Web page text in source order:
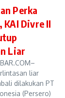
Perka
Divre II
Liar
liar
dilakukan PT
(Persero)